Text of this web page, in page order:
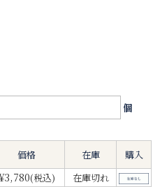
個
価格 在庫
購入
(税込)
在庫切れ